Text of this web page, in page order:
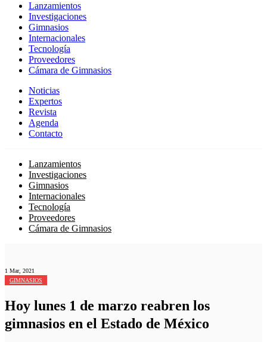
Lanzamientos
Investigaciones
Gimnasios
Internacionales
Tecnología
Proveedores
Cámara de Gimnasios
Noticias
Expertos
Revista
Agenda
Contacto
Lanzamientos
Investigaciones
Gimnasios
Internacionales
Tecnología
Proveedores
Cámara de Gimnasios
1 Mar, 2021
GIMNASIOS
Hoy lunes 1 de marzo reabren los
gimnasios en el Estado de México